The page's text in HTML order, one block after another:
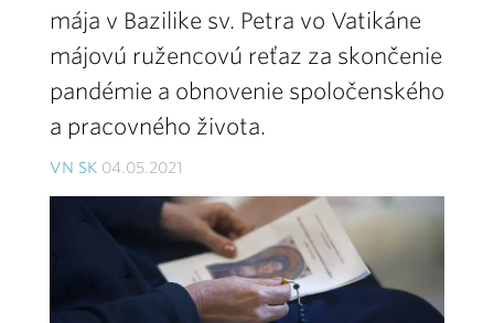
mája v Bazilike sv. Petra vo Vatikáne
májovú ružencovú reťaz za skončenie
pandémie a obnovenie spoločenského
a pracovného života.
VN SK 04.05.2021